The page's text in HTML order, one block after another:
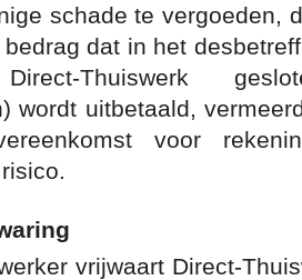
schade te vergoeden,
dat in het
Thuiswerk
wordt uitbetaald,
voor
vrijwaart Direct-